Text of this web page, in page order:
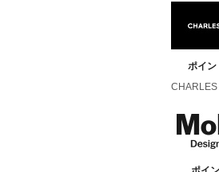
ポイン
CHARLES